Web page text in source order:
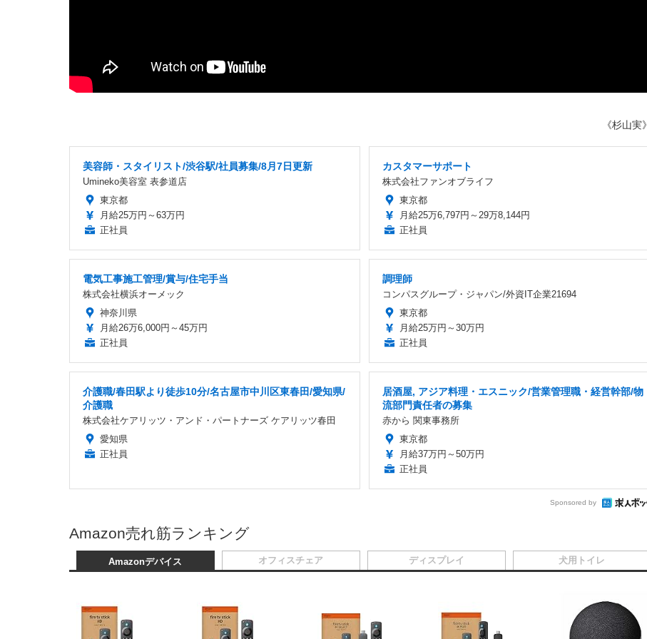
《杉山実》
美容師・スタイリスト/渋谷駅/社員募集/8月7日更新
Umineko美容室 表参道店
東京都
月給25万円～63万円
正社員
カスタマーサポート
株式会社ファンオブライフ
東京都
月給25万6,797円～29万8,144円
正社員
電気工事施工管理/賞与/住宅手当
株式会社横浜オーメック
神奈川県
月給26万6,000円～45万円
正社員
調理師
コンパスグループ・ジャパン/外資IT企業21694
東京都
月給25万円～30万円
正社員
介護職/春田駅より徒歩10分/名古屋市中川区東春田/愛知県/
介護職
株式会社ケアリッツ・アンド・パートナーズ ケアリッツ春田
愛知県
正社員
居酒屋, アジア料理・エスニック/営業管理職・経営幹部/物
流部門責任者の募集
赤から 関東事務所
東京都
月給37万円～50万円
正社員
Sponsored by
Amazon売れ筋ランキング
Amazonデバイス オフィスチェア ディスプレイ 犬用トイレ